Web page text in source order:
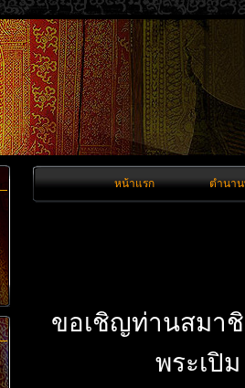
หน้าแรก ตำนา
ขอเชิญท่านสมาชิ
พระเปิ